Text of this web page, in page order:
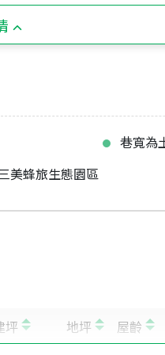
巷寬為
美蜂旅生態園區